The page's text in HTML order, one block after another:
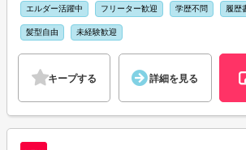
エルダー活躍中 フリーター歓迎 学歴不問 履歴
髪型自由 未経験歓迎
キープする 詳細を見る